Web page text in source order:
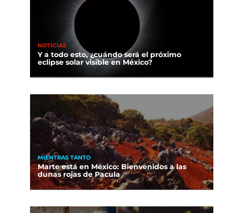
NOTICIAS
Y a todo esto, ¿cuándo será el próximo
eclipse solar visible en México?
MIENTRAS TANTO
Marte está en México: Bienvenidos a las
dunas rojas de Pacula